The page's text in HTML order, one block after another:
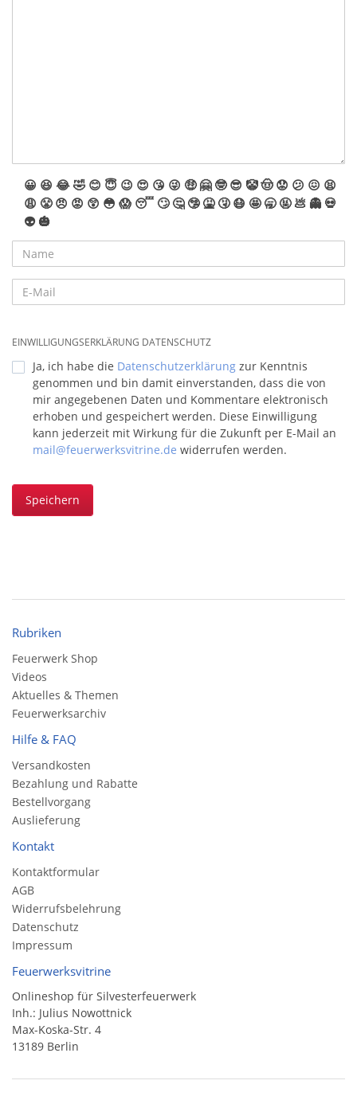
😀 😆 😂🤣 😊 😇 😉 😍 😘 😜 🤑 🤗 🤓 😎 🤡🤠 😟 😕 😖 😫
😩 😤 😠 😡 😲 😳 😱 😴 🙄 🤔 🤥 🤮 🤧 😷 🤩 🥱 🤬 💩 👻 💀
👽 🎃
EINWILLIGUNGSERKLÄRUNG DATENSCHUTZ
Ja, ich habe die Datenschutzerklärung zur Kenntnis
genommen und bin damit einverstanden, dass die von
mir angegebenen Daten und Kommentare elektronisch
erhoben und gespeichert werden. Diese Einwilligung
kann jederzeit mit Wirkung für die Zukunft per E-Mail an
mail@feuerwerksvitrine.de widerrufen werden.
Speichern
Rubriken
Feuerwerk Shop
Videos
Aktuelles & Themen
Feuerwerksarchiv
Hilfe & FAQ
Versandkosten
Bezahlung und Rabatte
Bestellvorgang
Auslieferung
Kontakt
Kontaktformular
AGB
Widerrufsbelehrung
Datenschutz
Impressum
Feuerwerksvitrine
Onlineshop für Silvesterfeuerwerk
Inh.: Julius Nowottnick
Max-Koska-Str. 4
13189 Berlin